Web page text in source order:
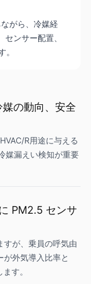
がら、冷媒経
ンサー配置、
。
の動向、安全
R用途に与える
媒漏えい検知が重要
PM2.5 センサ
すが、乗員の呼気由
外気導入比率と
す。